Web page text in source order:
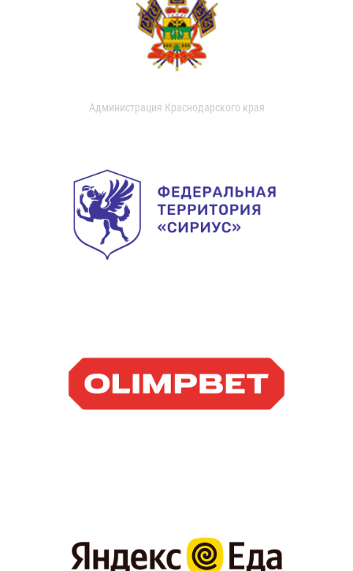
Администрация Краснодарского края